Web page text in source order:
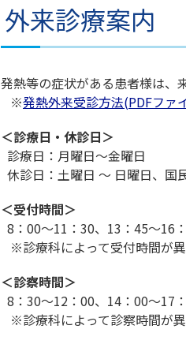
外来診療案内
発熱等の症状がある患者様は、
※発熱外来受診方法(PDFファ
＜診療日・休診日＞
診療日：月曜日～金曜日
休診日：土曜日 ～ 日曜日、国
＜受付時間＞
8：00～11：30、13：45～16
※診療科によって受付時間が
＜診察時間＞
8：30～12：00、14：00～17
※診療科によって診察時間が